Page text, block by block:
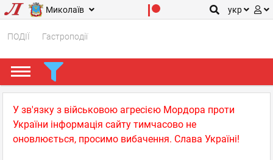
Миколаїв укр
ПОДІЇ Гастроподії
У зв'язку з військовою агресією Мордора проти
України інформація сайту тимчасово не
оновлюється, просимо вибачення. Слава Україні!